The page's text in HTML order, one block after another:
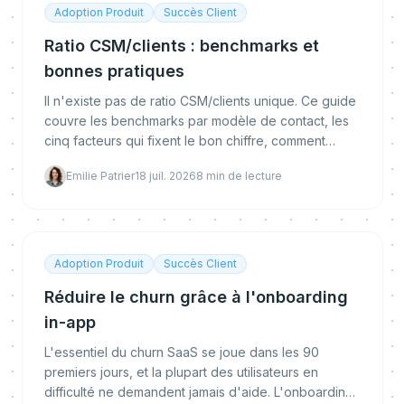
Adoption Produit Succès Client
Ratio CSM/clients : benchmarks et
bonnes pratiques
Il n'existe pas de ratio CSM/clients unique. Ce guide
couvre les benchmarks par modèle de contact, les
cinq facteurs qui fixent le bon chiffre, comment
de le relever sans nuire à la rétention.
Emilie Patrier18 juil. 20268 min de lecture
Adoption Produit Succès Client
Réduire le churn grâce à l'onboarding
in-app
L'essentiel du churn SaaS se joue dans les 90
premiers jours, et la plupart des utilisateurs en
difficulté ne demandent jamais d'aide. L'onboarding